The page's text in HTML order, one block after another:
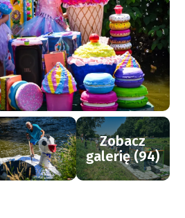
Zobacz
galerię (94)